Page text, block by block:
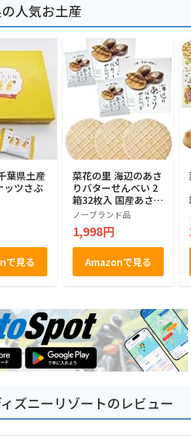
人気お土産
葉県土産
ッツさぶ
で見る
菜花の里 海辺のあさ
りバターせんべい 2
箱32枚入 国産あさり
バター 煎餅 千葉土
産 房総 個包装 手土
産 おつまみ 常温保
存
ノーブランド品
1,998円
Amazonで見る
ズニーリゾートのレビュー